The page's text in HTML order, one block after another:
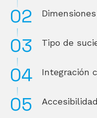
Tipo de
Integración